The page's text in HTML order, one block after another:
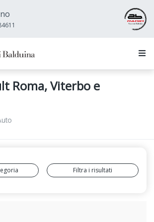
Roma, Viterbo e
Filtra i risultati